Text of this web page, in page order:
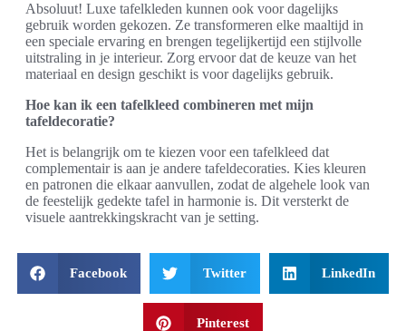
Absoluut! Luxe tafelkleden kunnen ook voor dagelijks
gebruik worden gekozen. Ze transformeren elke maaltijd in
een speciale ervaring en brengen tegelijkertijd een stijlvolle
uitstraling in je interieur. Zorg ervoor dat de keuze van het
materiaal en design geschikt is voor dagelijks gebruik.
Hoe kan ik een tafelkleed combineren met mijn
tafeldecoratie?
Het is belangrijk om te kiezen voor een tafelkleed dat
complementair is aan je andere tafeldecoraties. Kies kleuren
en patronen die elkaar aanvullen, zodat de algehele look van
de feestelijk gedekte tafel in harmonie is. Dit versterkt de
visuele aantrekkingskracht van je setting.
Facebook Twitter LinkedIn
Pinterest